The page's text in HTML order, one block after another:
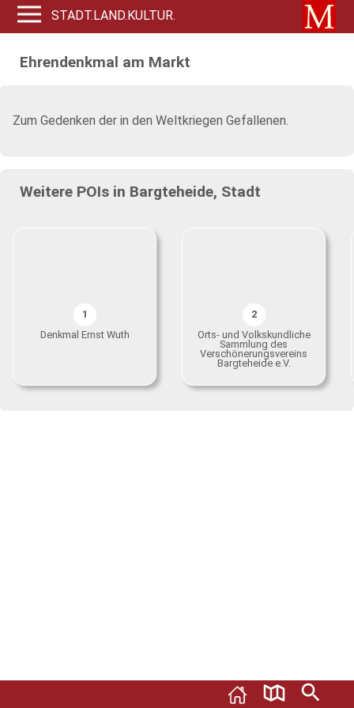
STADT.LAND.KULTUR.
Ehrendenkmal am Markt
Zum Gedenken der in den Weltkriegen Gefallenen.
Weitere POIs in Bargteheide, Stadt
1
Denkmal Ernst Wuth
2
Orts- und Volkskundliche
Sammlung des
Verschönerungsvereins
Bargteheide e.V.